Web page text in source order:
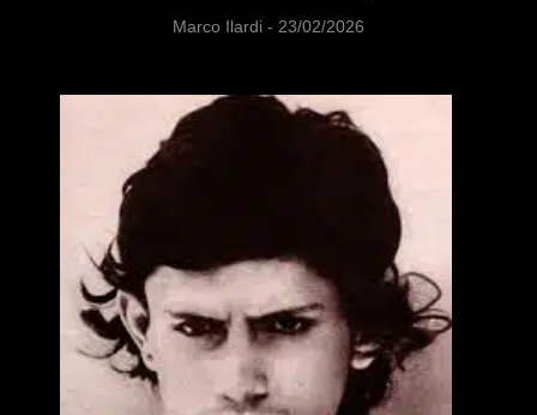
Marco Ilardi 23/02/2026